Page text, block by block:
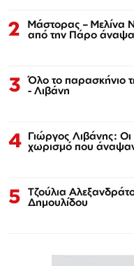
2 Μάστορας – Μελίνα
από την Πάρο
3 Όλο το παρασκήνιο
- Λιβάνη
4 Γιώργος Λιβάνης: Οι
χωρισμό που
5 Τζούλια
Δημουλίδου